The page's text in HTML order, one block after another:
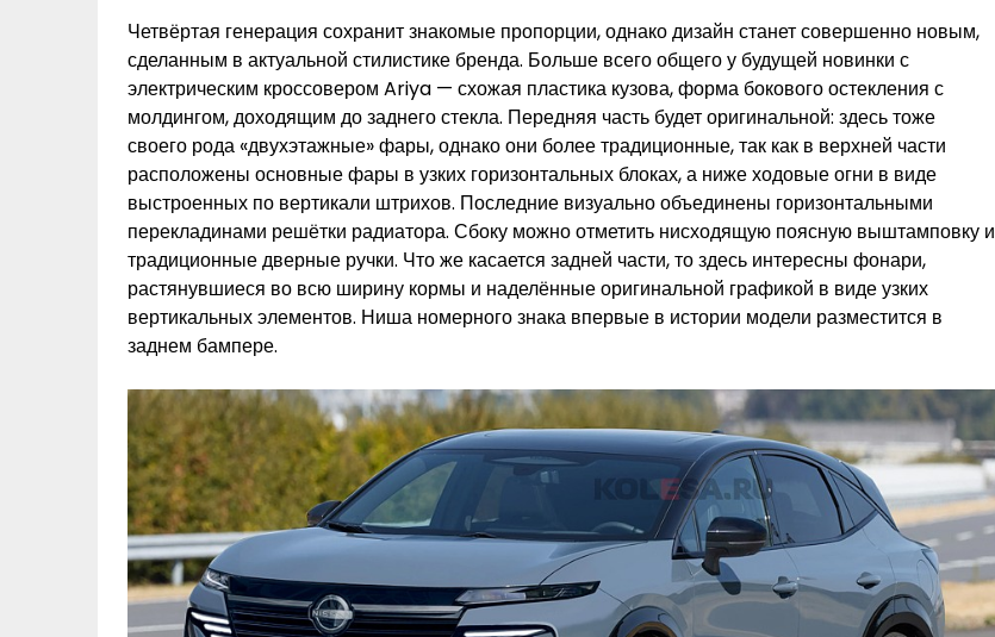
Четвёртая генерация сохранит знакомые пропорции, однако дизайн станет совершенно новым,
сделанным в актуальной стилистике бренда. Больше всего общего у будущей новинки с
электрическим кроссовером Ariya — схожая пластика кузова, форма бокового остекления с
молдингом, доходящим до заднего стекла. Передняя часть будет оригинальной: здесь тоже
своего рода «двухэтажные» фары, однако они более традиционные, так как в верхней части
расположены основные фары в узких горизонтальных блоках, а ниже ходовые огни в виде
выстроенных по вертикали штрихов. Последние визуально объединены горизонтальными
перекладинами решётки радиатора. Сбоку можно отметить нисходящую поясную выштамповку и
традиционные дверные ручки. Что же касается задней части, то здесь интересны фонари,
растянувшиеся во всю ширину кормы и наделённые оригинальной графикой в виде узких
вертикальных элементов. Ниша номерного знака впервые в истории модели разместится в
заднем бампере.